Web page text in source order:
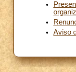
Aviso